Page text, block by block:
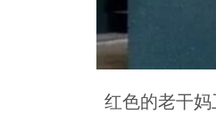
红色的老干